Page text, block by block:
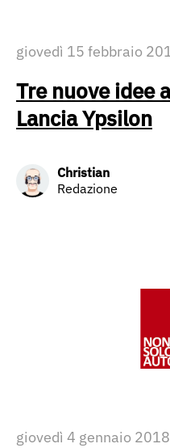
giovedì 15 febbraio
Tre nuove idee
Lancia Ypsilon
Christian
Redazione
giovedì 4 gennaio 2018